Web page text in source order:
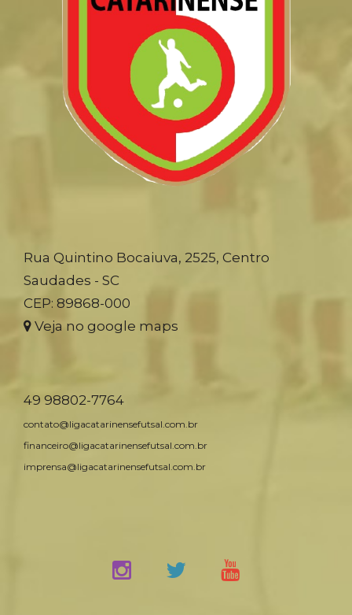
Rua Quintino Bocaiuva, 2525, Centro
Saudades - SC
CEP: 89868-000
Veja no google maps
49 98802-7764
contato@ligacatarinensefutsal.com.br
financeiro@ligacatarinensefutsal.com.br
imprensa@ligacatarinensefutsal.com.br